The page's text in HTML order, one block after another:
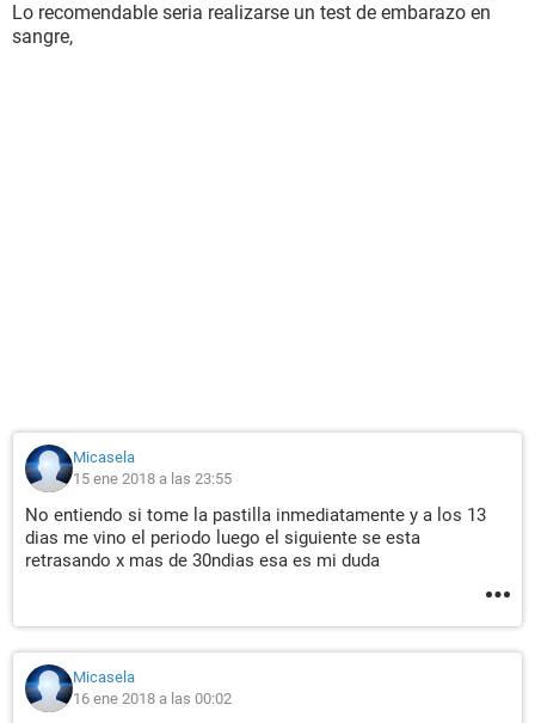
Lo recomendable seria realizarse un test de embarazo en
sangre,
Micasela
15 ene 2018 a las 23:55
No entiendo si tome la pastilla inmediatamente y a los 13
dias me vino el periodo luego el siguiente se esta
retrasando x mas de 30ndias esa es mi duda
Micasela
16 ene 2018 a las 00:02